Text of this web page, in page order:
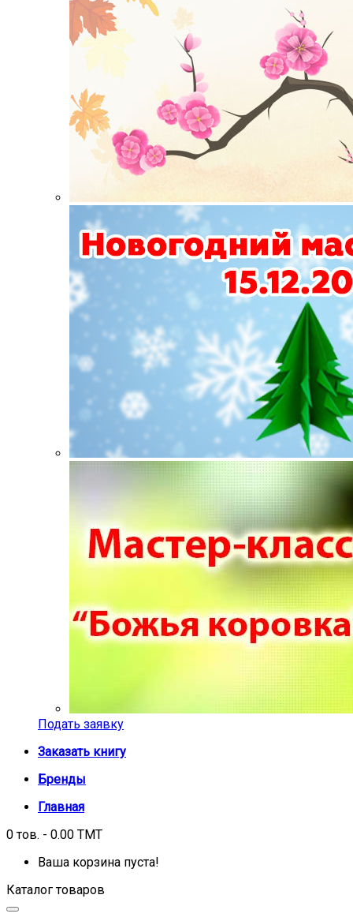
Подать заявку
Заказать книгу
Бренды
Главная
0 тов. - 0.00 TMT
Ваша корзина пуста!
Каталог товаров